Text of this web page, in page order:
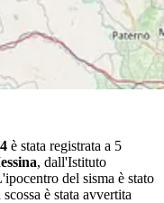
è stata registrata a 5
, dall'Istituto
del sisma è stato
è stata avvertita